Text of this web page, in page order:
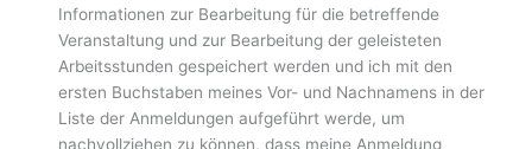
Informationen zur Bearbeitung für die betreffende
Veranstaltung und zur Bearbeitung der geleisteten
Arbeitsstunden gespeichert werden und ich mit den
ersten Buchstaben meines Vor- und Nachnamens in der
Liste der Anmeldungen aufgeführt werde, um
nachvollziehen zu können, dass meine Anmeldung